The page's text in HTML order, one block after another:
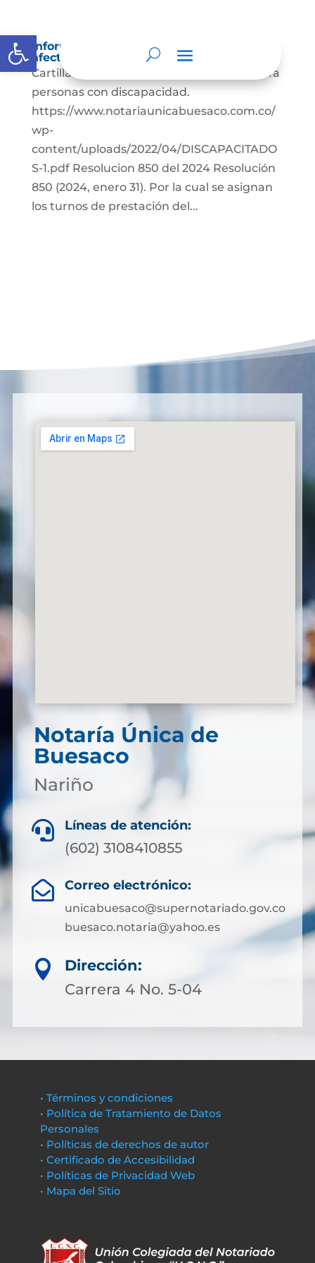
Abrir barra de herramientas
Información sobre decisiones que puede
afectar al público
Cartillas Guías Notariales para práctica para
personas con discapacidad.
https://www.notariaunicabuesaco.com.co/
wp-
content/uploads/2022/04/DISCAPACITADO
S-1.pdf Resolucion 850 del 2024 Resolución
850 (2024, enero 31). Por la cual se asignan
los turnos de prestación del...
Notaría Única de
Buesaco
Nariño
 Líneas de atención:
(602) 3108410855
 Correo electrónico:
unicabuesaco@supernotariado.gov.co
buesaco.notaria@yahoo.es

Dirección:
Carrera 4 No. 5-04
• Términos y condiciones
• Política de Tratamiento de Datos
Personales
• Políticas de derechos de autor
• Certificado de Accesibilidad
• Políticas de Privacidad Web
• Mapa del Sitio